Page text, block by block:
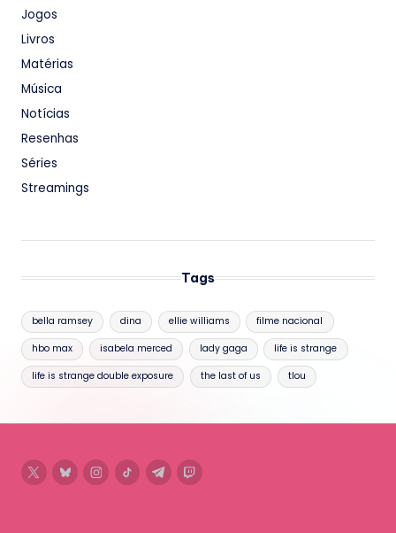
Jogos
Livros
Matérias
Música
Notícias
Resenhas
Séries
Streamings
Tags
bella ramsey dina ellie williams filme nacional
hbo max isabela merced lady gaga life is strange
life is strange double exposure the last of us tlou
twitterblueskyinstagram
tiktoktelegram
twitch